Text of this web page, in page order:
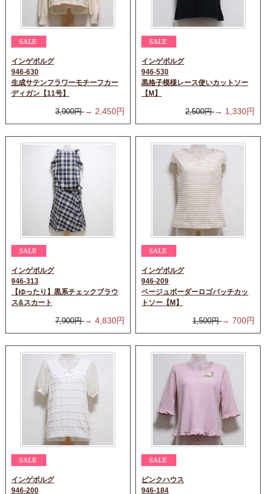
インゲボルグ
946-630
生成サテンフラワーモチーフカー
ディガン【11号】
3,900円→ 2,450円
インゲボルグ
946-530
黒格子模様レース使いカットソー
【M】
2,500円→ 1,330円
インゲボルグ
946-313
【ゆったり】黒系チェックブラウ
ス&スカート
7,900円→ 4,830円
インゲボルグ
946-209
ベージュボーダーロゴパッチカッ
トソー【M】
1,500円→ 700円
インゲボルグ
946-200
ピンクハウス
946-184